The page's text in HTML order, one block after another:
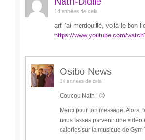
14 années de cela
arf j’ai merdouillé, voilà le bon
https://www.youtube.com/
Osibo News
14 années de cela
Coucou Nath ! 🙂
Merci pour ton message. Alors,
nous fasses parvenir une vidéo
calories sur la musique de Gym